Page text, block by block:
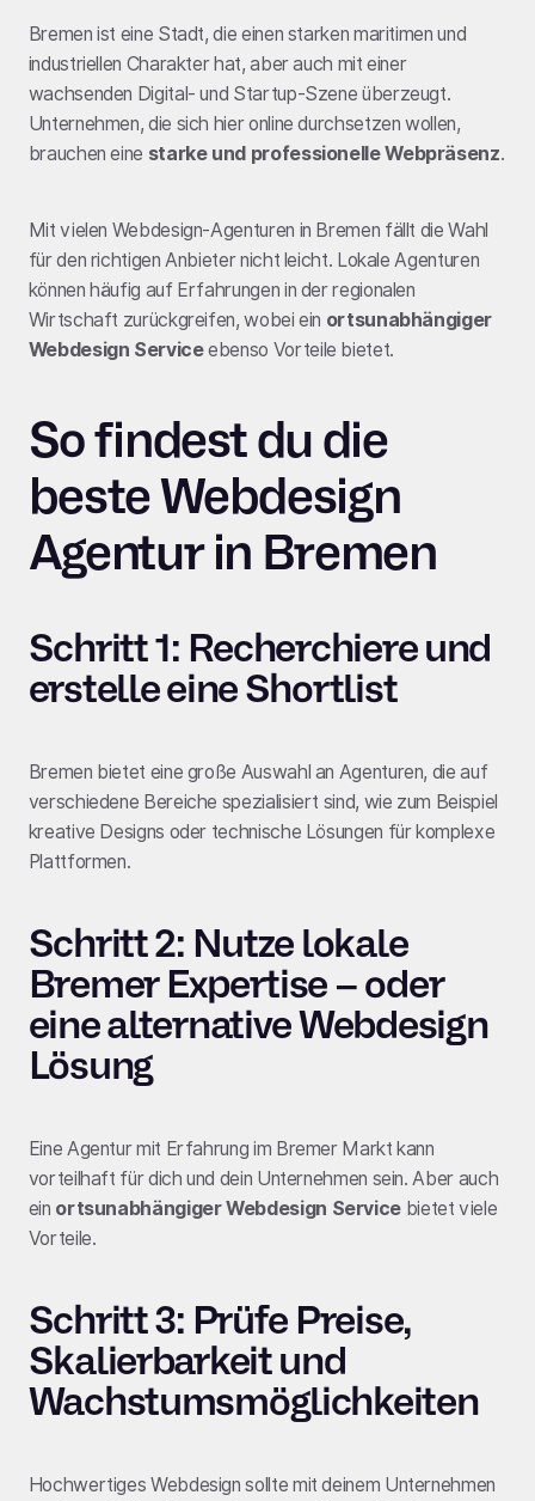
Bremen ist eine Stadt, die einen starken maritimen und
industriellen Charakter hat, aber auch mit einer
wachsenden Digital- und Startup-Szene überzeugt.
Unternehmen, die sich hier online durchsetzen wollen,
brauchen eine starke und professionelle Webpräsenz.
Mit vielen Webdesign-Agenturen in Bremen fällt die Wahl
für den richtigen Anbieter nicht leicht. Lokale Agenturen
können häufig auf Erfahrungen in der regionalen
Wirtschaft zurückgreifen, wobei ein ortsunabhängiger
Webdesign Serviceebenso Vorteile bietet.
So findest du die
beste Webdesign
Agentur in Bremen
Schritt 1: Recherchiere und
erstelle eine Shortlist
Bremen bietet eine große Auswahl an Agenturen, die auf
verschiedene Bereiche spezialisiert sind, wie zum Beispiel
kreative Designs oder technische Lösungen für komplexe
Plattformen.
Schritt 2: Nutze lokale
Bremer Expertise – oder
eine alternative Webdesign
Lösung
Eine Agentur mit Erfahrung im Bremer Markt kann
vorteilhaft für dich und dein Unternehmen sein. Aber auch
ein ortsunabhängiger Webdesign Service bietet viele
Vorteile.
Schritt 3: Prüfe Preise,
Skalierbarkeit und
Wachstumsmöglichkeiten
Hochwertiges Webdesign sollte mit deinem Unternehmen